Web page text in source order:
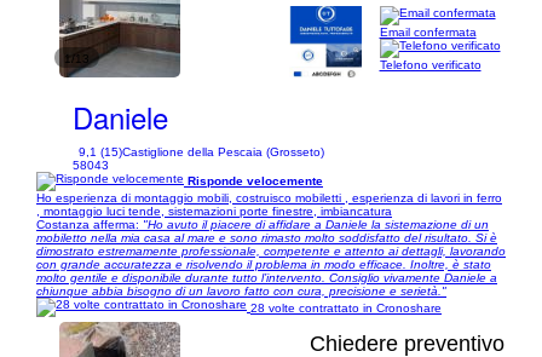
1/13
Daniele
9,1 (15)Castiglione della Pescaia (Grosseto)
58043
Email confermata
Telefono verificato
Risponde velocemente
Ho esperienza di montaggio mobili, costruisco mobiletti , esperienza di lavori in ferro
, montaggio luci tende, sistemazioni porte finestre, imbiancatura
Costanza afferma: "Ho avuto il piacere di affidare a Daniele la sistemazione di un
mobiletto nella mia casa al mare e sono rimasto molto soddisfatto del risultato. Si è
dimostrato estremamente professionale, competente e attento ai dettagli, lavorando
con grande accuratezza e risolvendo il problema in modo efficace. Inoltre, è stato
molto gentile e disponibile durante tutto l’intervento. Consiglio vivamente Daniele a
chiunque abbia bisogno di un lavoro fatto con cura, precisione e serietà."
28 volte contrattato in Cronoshare
Chiedere preventivo